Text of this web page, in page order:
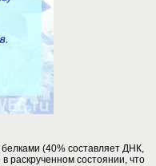
(40% составляет ДНК,
раскрученном состоянии, что